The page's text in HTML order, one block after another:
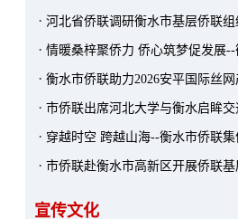
· 河北省侨联调研衡水市基层侨联
· 情暖桑梓聚侨力 侨心筑梦促发展
领故乡行暨经贸文旅推介会
· 衡水市侨联助力2026安平国际
为桥联通全球商机
· 市侨联出席河北大学与衡水启眸
约研讨会
· 穿越时空 跨越山海--衡水市侨联
书》
· 市侨联赴衡水市高新区开展侨联
宣传文化